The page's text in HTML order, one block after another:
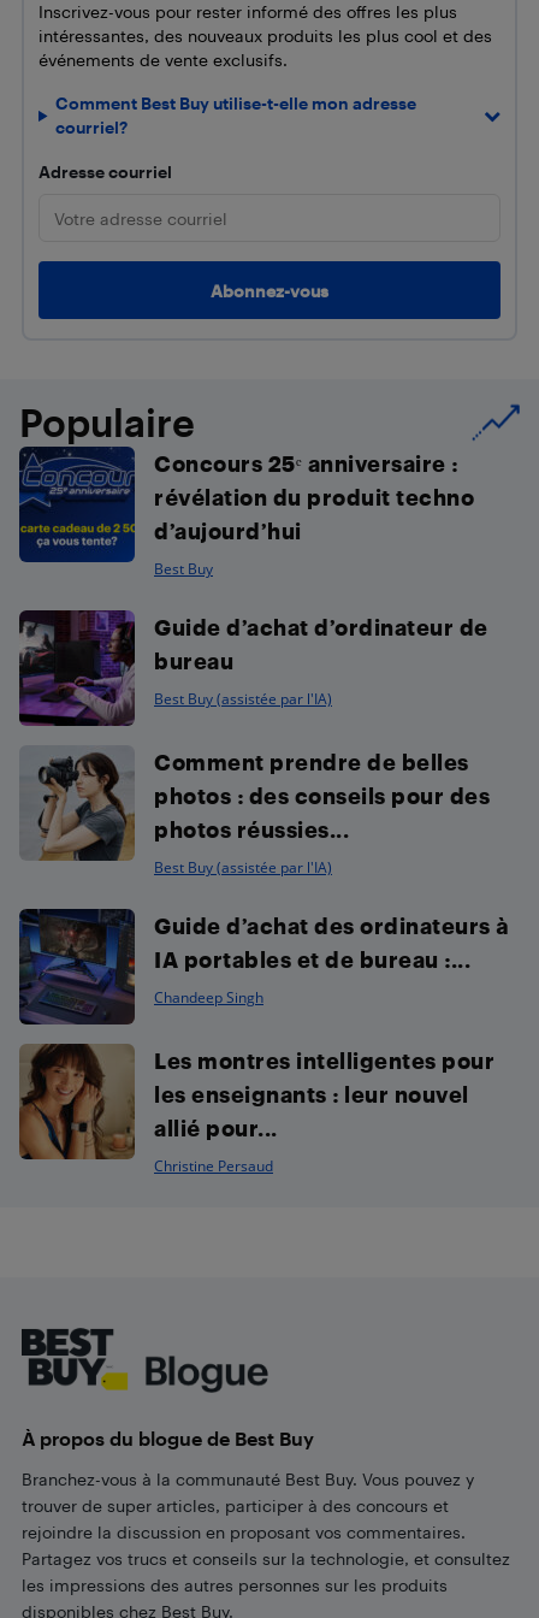
Inscrivez-vous pour rester informé des offres les plus
intéressantes, des nouveaux produits les plus cool et des
événements de vente exclusifs.
Comment Best Buy utilise-t-elle mon adresse
courriel?
Adresse courriel
Populaire
Concours 25ᵉ anniversaire :
révélation du produit techno
d’aujourd’hui
Best Buy
Guide d’achat d’ordinateur de
bureau
Best Buy (assistée par l'IA)
Comment prendre de belles
photos : des conseils pour des
photos réussies...
Best Buy (assistée par l'IA)
Guide d’achat des ordinateurs à
IA portables et de bureau :...
Chandeep Singh
Les montres intelligentes pour
les enseignants : leur nouvel
allié pour...
Christine Persaud
À propos du blogue de Best Buy
Branchez-vous à la communauté Best Buy. Vous pouvez y
trouver de super articles, participer à des concours et
rejoindre la discussion en proposant vos commentaires.
Partagez vos trucs et conseils sur la technologie, et consultez
les impressions des autres personnes sur les produits
disponibles chez Best Buy.